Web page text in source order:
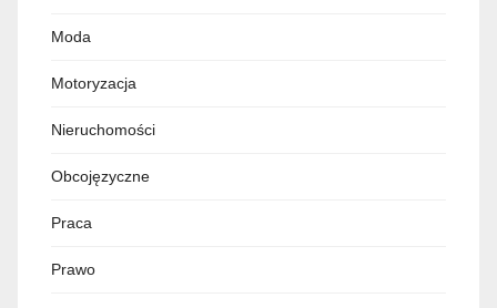
Moda
Motoryzacja
Nieruchomości
Obcojęzyczne
Praca
Prawo